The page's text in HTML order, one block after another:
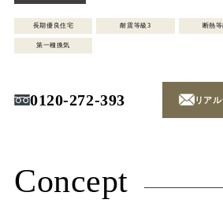
長期優良住宅 耐震等級3 断熱
第一種換気
0120-272-393 リア
Concept